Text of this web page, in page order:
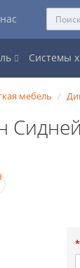
Системы
мебель
Сидней